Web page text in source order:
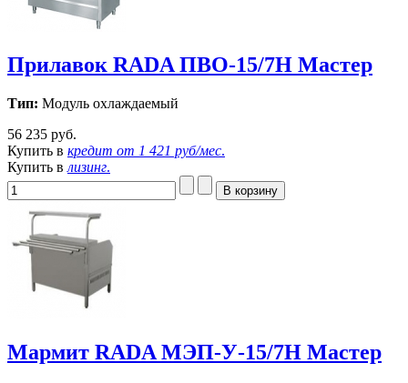
Прилавок RADA ПВО-15/7Н Мастер
Тип: Модуль охлаждаемый
56 235 руб.
Купить в кредит от 1 421 руб/мес.
Купить в лизинг.
Мармит RADA МЭП-У-15/7Н Мастер